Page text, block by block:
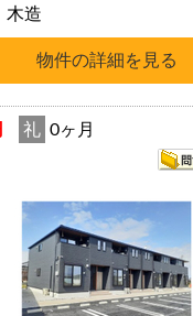
木造
礼 0ヶ月